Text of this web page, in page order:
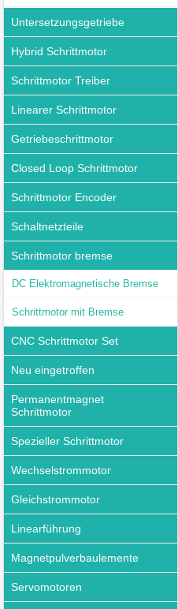
Untersetzungsgetriebe
Hybrid Schrittmotor
Schrittmotor Treiber
Linearer Schrittmotor
Getriebeschrittmotor
Closed Loop Schrittmotor
Schrittmotor Encoder
Schaltnetzteile
Schrittmotor bremse
DC Elektromagnetische Bremse
Schrittmotor mit Bremse
CNC Schrittmotor Set
Neu eingetroffen
Permanentmagnet
Schrittmotor
Spezieller Schrittmotor
Wechselstrommotor
Gleichstrommotor
Linearführung
Magnetpulverbaulemente
Servomotoren